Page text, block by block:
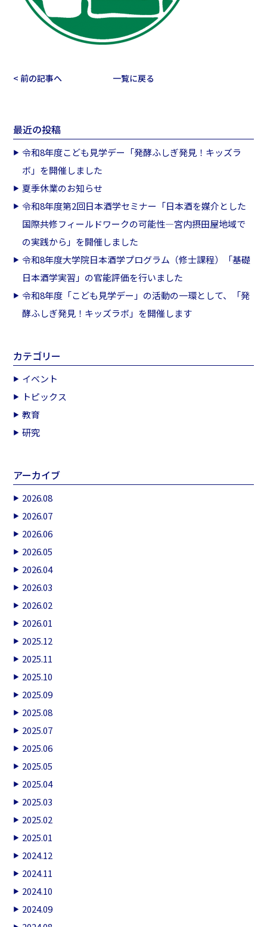
< 前の記事へ 一覧に戻る
最近の投稿
令和8年度こども見学デー「発酵ふしぎ発見！キッズラ
ボ」を開催しました
夏季休業のお知らせ
令和8年度第2回日本酒学セミナー「日本酒を媒介とした
国際共修フィールドワークの可能性―宮内摂田屋地域で
の実践から」を開催しました
令和8年度大学院日本酒学プログラム（修士課程）「基礎
日本酒学実習」の官能評価を行いました
令和8年度「こども見学デー」の活動の一環として、「発
酵ふしぎ発見！キッズラボ」を開催します
カテゴリー
イベント
トピックス
教育
研究
アーカイブ
2026.08
2026.07
2026.06
2026.05
2026.04
2026.03
2026.02
2026.01
2025.12
2025.11
2025.10
2025.09
2025.08
2025.07
2025.06
2025.05
2025.04
2025.03
2025.02
2025.01
2024.12
2024.11
2024.10
2024.09